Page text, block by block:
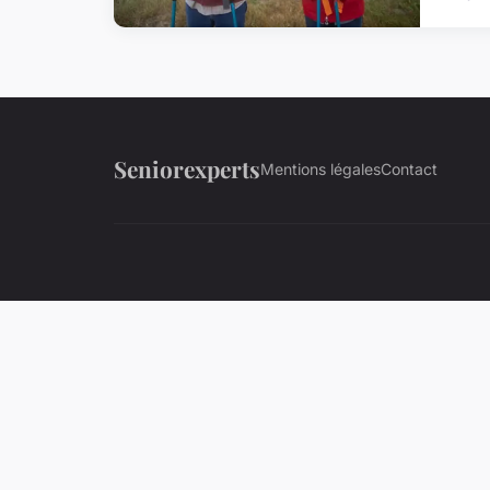
SeniorexpertsMentions légalesContact